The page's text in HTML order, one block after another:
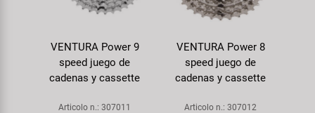
VENTURA Power 9
speed juego de
cadenas y cassette
Articolo n.: 307011
VENTURA Power 8
speed juego de
cadenas y cassette
Articolo n.: 307012